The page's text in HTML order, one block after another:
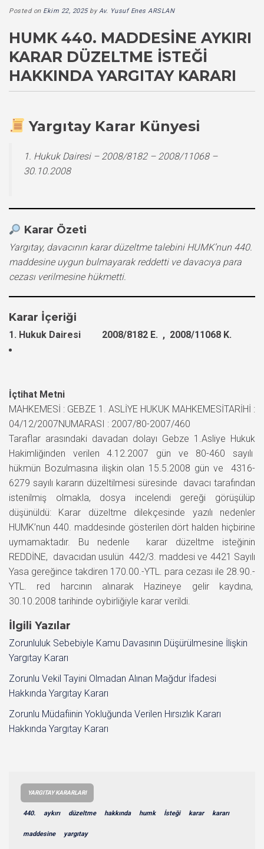
Posted on Ekim 22, 2025byAv. Yusuf Enes ARSLAN
HUMK 440. MADDESINE AYKIRI
KARAR DÜZELTME İSTEĞI
HAKKINDA YARGITAY KARARI
Yargıtay Karar Künyesi
1. Hukuk Dairesi – 2008/8182 – 2008/11068 –
30.10.2008
Karar Özeti
Yargıtay, davacının karar düzeltme talebini HUMK’nun 440.
maddesine uygun bulmayarak reddetti ve davacıya para
cezası verilmesine hükmetti.
Karar İçeriği
1. Hukuk Dairesi 2008/8182 E. , 2008/11068 K.
İçtihat Metni
MAHKEMESİ : GEBZE 1. ASLİYE HUKUK MAHKEMESİTARİHİ :
04/12/2007NUMARASI : 2007/80-2007/460
Taraflar arasındaki davadan dolayı Gebze 1.Asliye Hukuk
Hakimliğinden verilen 4.12.2007 gün ve 80-460 sayılı
hükmün Bozulmasına ilişkin olan 15.5.2008 gün ve 4316-
6279 sayılı kararın düzeltilmesi süresinde davacı tarafından
istenilmiş olmakla, dosya incelendi gereği görüşülüp
düşünüldü: Karar düzeltme dilekçesinde yazılı nedenler
HUMK’nun 440. maddesinde gösterilen dört halden hiçbirine
uymamaktadır. Bu nedenle karar düzeltme isteğinin
REDDİNE, davacıdan usulün 442/3. maddesi ve 4421 Sayılı
Yasa gereğince takdiren 170.00.-YTL. para cezası ile 28.90.-
YTL. red harcının alınarak Hazineye gelir kaydına,
30.10.2008 tarihinde oybirliğiyle karar verildi.
İlgili Yazılar
Zorunluluk Sebebiyle Kamu Davasının Düşürülmesine İlişkin
Yargıtay Kararı
Zorunlu Vekil Tayini Olmadan Alınan Mağdur İfadesi
Hakkında Yargıtay Kararı
Zorunlu Müdafiinin Yokluğunda Verilen Hırsızlık Kararı
Hakkında Yargıtay Kararı
YARGITAY KARARLARI
440. aykırı düzeltme hakkında humk İsteği karar kararı
maddesine yargıtay